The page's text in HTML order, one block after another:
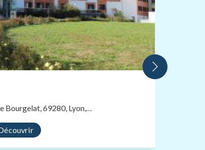
Bourgelat, 69280, Lyon,…